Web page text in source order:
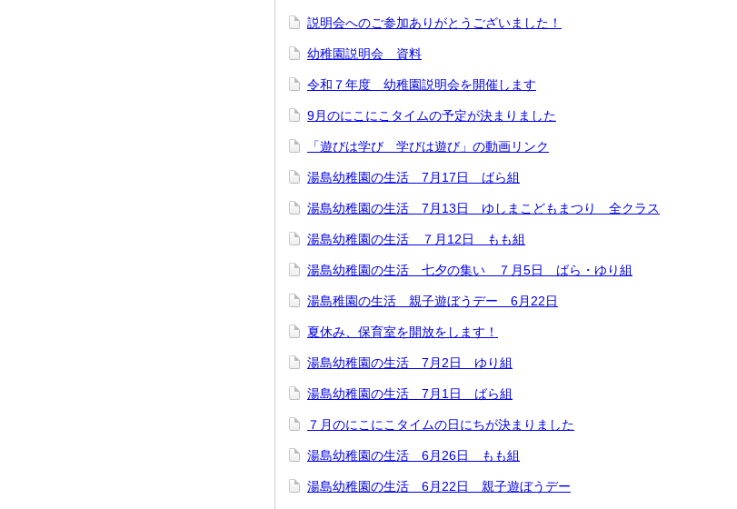
説明会へのご参加ありがとうございました！
幼稚園説明会 資料
令和７年度 幼稚園説明会を開催します
9月のにこにこタイムの予定が決まりました
「遊びは学び 学びは遊び」の動画リンク
湯島幼稚園の生活 7月17日 ばら組
湯島幼稚園の生活 7月13日 ゆしまこどもまつり 全クラス
湯島幼稚園の生活 ７月12日 もも組
湯島幼稚園の生活 七夕の集い ７月5日 ばら・ゆり組
湯島稚園の生活 親子遊ぼうデー 6月22日
夏休み、保育室を開放をします！
湯島幼稚園の生活 7月2日 ゆり組
湯島幼稚園の生活 7月1日 ばら組
７月のにこにこタイムの日にちが決まりました
湯島幼稚園の生活 6月26日 もも組
湯島幼稚園の生活 6月22日 親子遊ぼうデー